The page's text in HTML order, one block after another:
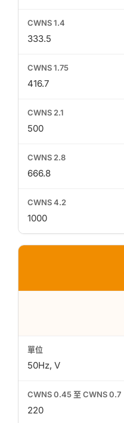
333.5
416.7
500
666.8
1000
50Hz, V
220